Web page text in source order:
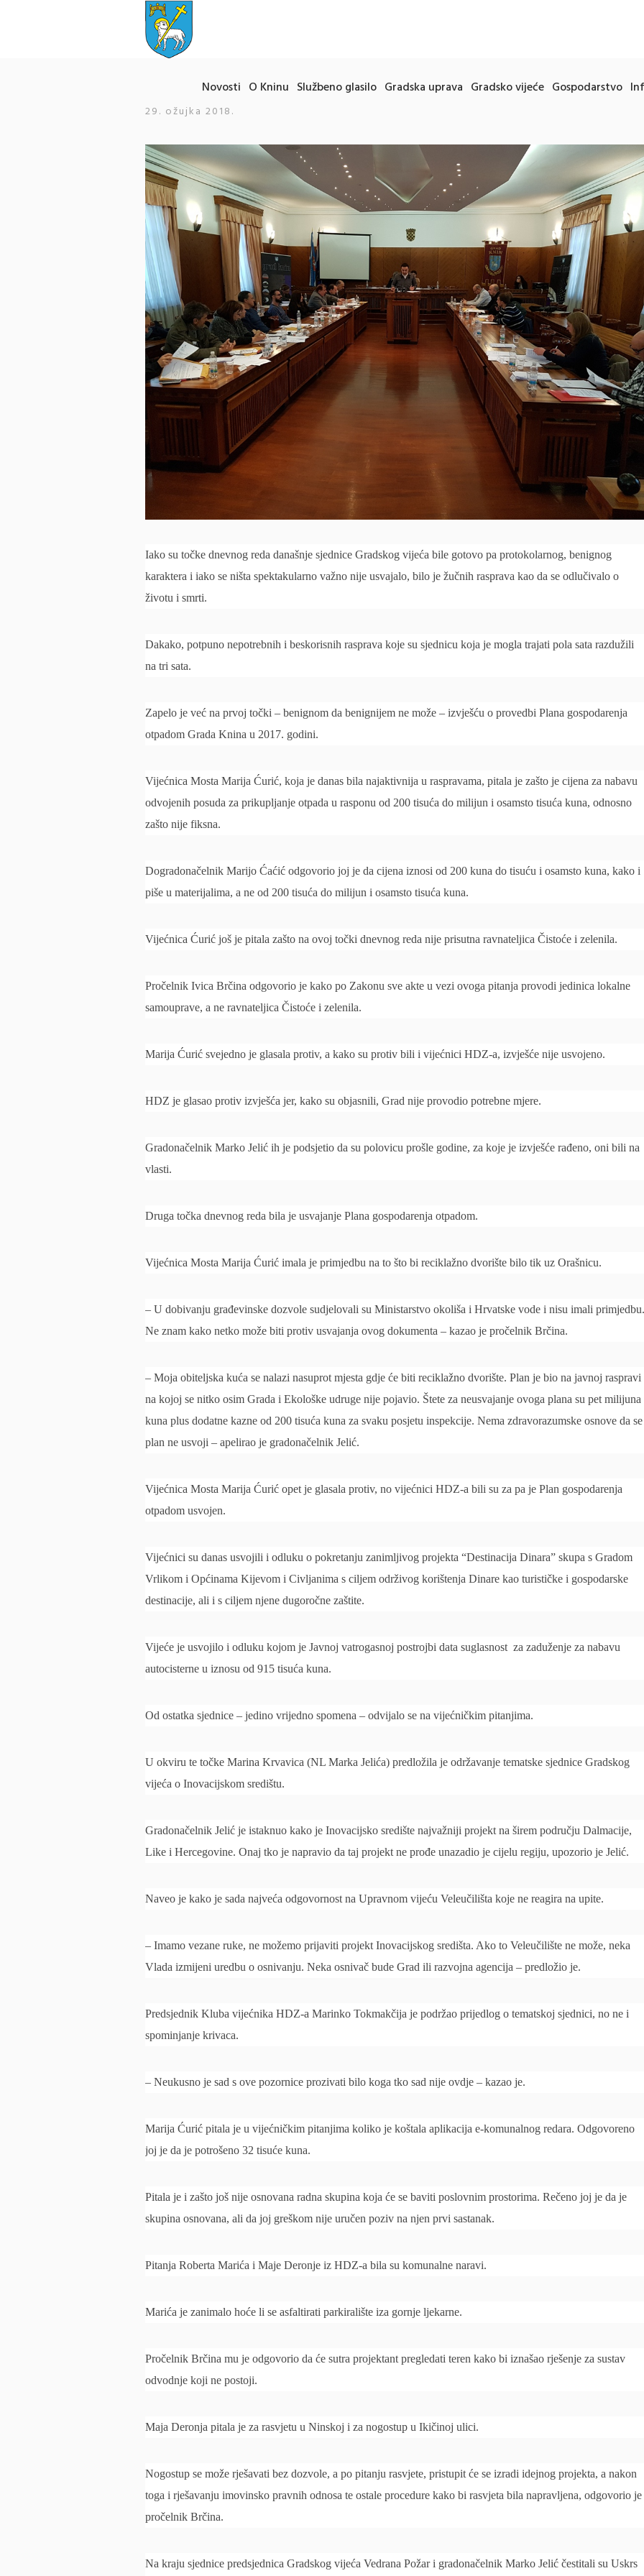
Novosti O Kninu Službeno glasilo Gradska uprava Gradsko vijeće Gospodarstvo
29. ožujka 2018.
Iako su točke dnevnog reda današnje sjednice Gradskog vijeća bile gotovo pa protokolarnog, benignog
karaktera i iako se ništa spektakularno važno nije usvajalo, bilo je žučnih rasprava kao da se odlučivalo o
životu i smrti.
Dakako, potpuno nepotrebnih i beskorisnih rasprava koje su sjednicu koja je mogla trajati pola sata razdužili
na tri sata.
Zapelo je već na prvoj točki – benignom da benignijem ne može – izvješću o provedbi Plana gospodarenja
otpadom Grada Knina u 2017. godini.
Vijećnica Mosta Marija Ćurić, koja je danas bila najaktivnija u raspravama, pitala je zašto je cijena za nabavu
odvojenih posuda za prikupljanje otpada u rasponu od 200 tisuća do milijun i osamsto tisuća kuna, odnosno
zašto nije fiksna.
Dogradonačelnik Marijo Ćaćić odgovorio joj je da cijena iznosi od 200 kuna do tisuću i osamsto kuna, kako i
piše u materijalima, a ne od 200 tisuća do milijun i osamsto tisuća kuna.
Vijećnica Ćurić još je pitala zašto na ovoj točki dnevnog reda nije prisutna ravnateljica Čistoće i zelenila.
Pročelnik Ivica Brčina odgovorio je kako po Zakonu sve akte u vezi ovoga pitanja provodi jedinica lokalne
samouprave, a ne ravnateljica Čistoće i zelenila.
Marija Ćurić svejedno je glasala protiv, a kako su protiv bili i vijećnici HDZ-a, izvješće nije usvojeno.
HDZ je glasao protiv izvješća jer, kako su objasnili, Grad nije provodio potrebne mjere.
Gradonačelnik Marko Jelić ih je podsjetio da su polovicu prošle godine, za koje je izvješće rađeno, oni bili na
vlasti.
Druga točka dnevnog reda bila je usvajanje Plana gospodarenja otpadom.
Vijećnica Mosta Marija Ćurić imala je primjedbu na to što bi reciklažno dvorište bilo tik uz Orašnicu.
– U dobivanju građevinske dozvole sudjelovali su Ministarstvo okoliša i Hrvatske vode i nisu imali primjedbu.
Ne znam kako netko može biti protiv usvajanja ovog dokumenta – kazao je pročelnik Brčina.
– Moja obiteljska kuća se nalazi nasuprot mjesta gdje će biti reciklažno dvorište. Plan je bio na javnoj raspravi
na kojoj se nitko osim Grada i Ekološke udruge nije pojavio. Štete za neusvajanje ovoga plana su pet milijuna
kuna plus dodatne kazne od 200 tisuća kuna za svaku posjetu inspekcije. Nema zdravorazumske osnove da se
plan ne usvoji – apelirao je gradonačelnik Jelić.
Vijećnica Mosta Marija Ćurić opet je glasala protiv, no vijećnici HDZ-a bili su za pa je Plan gospodarenja
otpadom usvojen.
Vijećnici su danas usvojili i odluku o pokretanju zanimljivog projekta “Destinacija Dinara” skupa s Gradom
Vrlikom i Općinama Kijevom i Civljanima s ciljem održivog korištenja Dinare kao turističke i gospodarske
destinacije, ali i s ciljem njene dugoročne zaštite.
Vijeće je usvojilo i odluku kojom je Javnoj vatrogasnoj postrojbi data suglasnost za zaduženje za nabavu
autocisterne u iznosu od 915 tisuća kuna.
Od ostatka sjednice – jedino vrijedno spomena – odvijalo se na vijećničkim pitanjima.
U okviru te točke Marina Krvavica (NL Marka Jelića) predložila je održavanje tematske sjednice Gradskog
vijeća o Inovacijskom središtu.
Gradonačelnik Jelić je istaknuo kako je Inovacijsko središte najvažniji projekt na širem području Dalmacije,
Like i Hercegovine. Onaj tko je napravio da taj projekt ne prođe unazadio je cijelu regiju, upozorio je Jelić.
Naveo je kako je sada najveća odgovornost na Upravnom vijeću Veleučilišta koje ne reagira na upite.
– Imamo vezane ruke, ne možemo prijaviti projekt Inovacijskog središta. Ako to Veleučilište ne može, neka
Vlada izmijeni uredbu o osnivanju. Neka osnivač bude Grad ili razvojna agencija – predložio je.
Predsjednik Kluba vijećnika HDZ-a Marinko Tokmakčija je podržao prijedlog o tematskoj sjednici, no ne i
spominjanje krivaca.
– Neukusno je sad s ove pozornice prozivati bilo koga tko sad nije ovdje – kazao je.
Marija Ćurić pitala je u vijećničkim pitanjima koliko je koštala aplikacija e-komunalnog redara. Odgovoreno
joj je da je potrošeno 32 tisuće kuna.
Pitala je i zašto još nije osnovana radna skupina koja će se baviti poslovnim prostorima. Rečeno joj je da je
skupina osnovana, ali da joj greškom nije uručen poziv na njen prvi sastanak.
Pitanja Roberta Marića i Maje Deronje iz HDZ-a bila su komunalne naravi.
Marića je zanimalo hoće li se asfaltirati parkiralište iza gornje ljekarne.
Pročelnik Brčina mu je odgovorio da će sutra projektant pregledati teren kako bi iznašao rješenje za sustav
odvodnje koji ne postoji.
Maja Deronja pitala je za rasvjetu u Ninskoj i za nogostup u Ikičinoj ulici.
Nogostup se može rješavati bez dozvole, a po pitanju rasvjete, pristupit će se izradi idejnog projekta, a nakon
toga i rješavanju imovinsko pravnih odnosa te ostale procedure kako bi rasvjeta bila napravljena, odgovorio je
pročelnik Brčina.
Na kraju sjednice predsjednica Gradskog vijeća Vedrana Požar i gradonačelnik Marko Jelić čestitali su Uskrs